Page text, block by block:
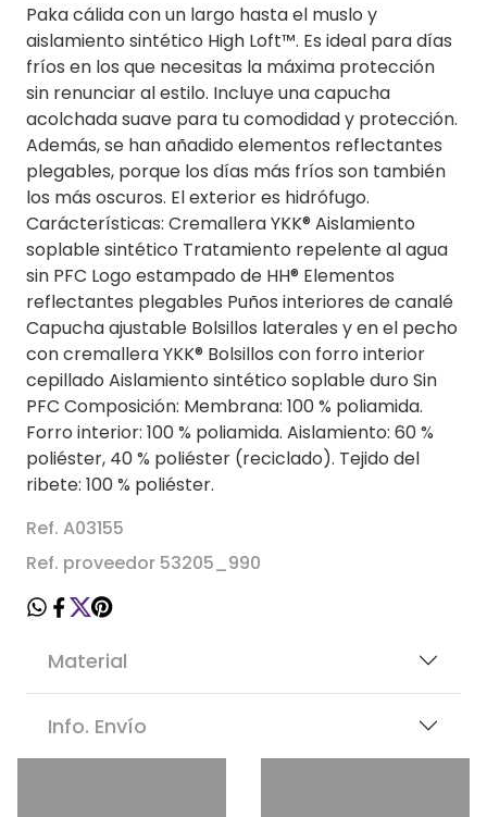
Paka cálida con un largo hasta el muslo y
aislamiento sintético High Loft™. Es ideal para días
fríos en los que necesitas la máxima protección
sin renunciar al estilo. Incluye una capucha
acolchada suave para tu comodidad y protección.
Además, se han añadido elementos reflectantes
plegables, porque los días más fríos son también
los más oscuros. El exterior es hidrófugo.
Carácterísticas: Cremallera YKK® Aislamiento
soplable sintético Tratamiento repelente al agua
sin PFC Logo estampado de HH® Elementos
reflectantes plegables Puños interiores de canalé
Capucha ajustable Bolsillos laterales y en el pecho
con cremallera YKK® Bolsillos con forro interior
cepillado Aislamiento sintético soplable duro Sin
PFC Composición: Membrana: 100 % poliamida.
Forro interior: 100 % poliamida. Aislamiento: 60 %
poliéster, 40 % poliéster (reciclado). Tejido del
ribete: 100 % poliéster.
Ref. A03155
Ref. proveedor 53205_990
Material
Info. Envío